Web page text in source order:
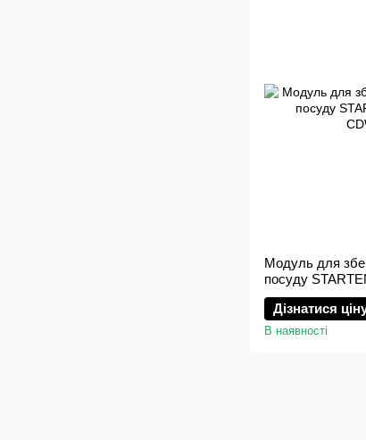
Модуль для
посуду
Дізнатися
В наявності